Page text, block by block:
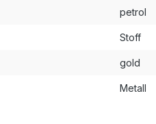
petrol
Stoff
gold
Metall